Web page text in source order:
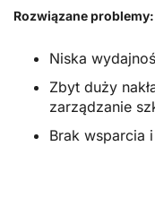
Rozwiązane problemy:
Niska
Zbyt duży
zarządzanie
Brak wsparcia